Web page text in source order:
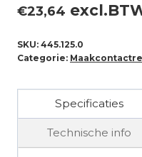
€23,64
SKU: 445.125.0
Categorie:
Specificaties
Technische info